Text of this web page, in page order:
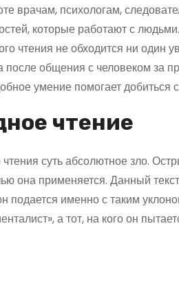
врачам, психологам,
которые работают с
чтения не обходится ни
после общения с человеком
умение помогает добиться
чтение
чтения суть абсолютное зло.
она применяется. Данный
подается именно с таким
а тот, на кого он